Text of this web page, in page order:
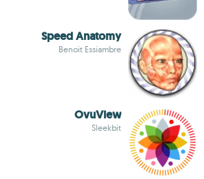
Speed Anatomy
Benoit Essiambre
OvuView
Sleekbit